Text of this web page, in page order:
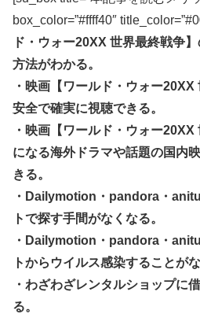
box_color=”#ffff40″
ド・ウォー20XX 世界最終戦争
方法がわかる。
・映画【ワールド・ウォー
安全で確実に視聴できる。
・映画【ワールド・ウォー
になる海外ドラマや話題の国内
きる。
・Dailymotion・pandora・
トで探す手間がなくなる。
・Dailymotion・pandora・
トからウイルス感染することがな
・わざわざレンタルショップに
る。